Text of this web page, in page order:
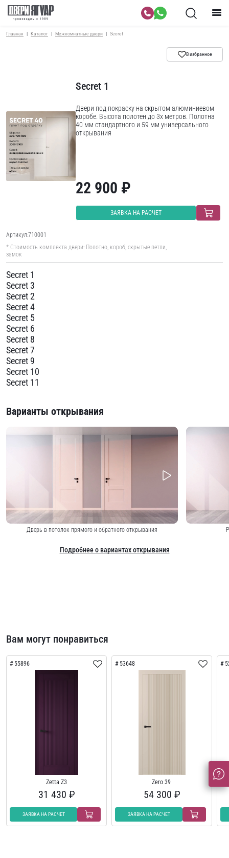
Главная Каталог Межкомнатные двери Secret
В избранное
Secret 1
Двери под покраску на скрытом алюминиевом
коробе. Высота полотен до 3х метров. Полотна
40 мм стандартного и 59 мм универсального
открывания
22 900 ₽
ЗАЯВКА НА РАСЧЕТ
Артикул:710001
* Стоимость комплекта двери: Полотно, короб, скрытые петли,
замок
Secret 1
Secret 3
Secret 2
Secret 4
Secret 5
Secret 6
Secret 8
Secret 7
Secret 9
Secret 10
Secret 11
Варианты открывания
Дверь в потолок прямого и обратного открывания
Подробнее о вариантах открывания
Вам могут понравиться
55896
Zetta Z3
31 430 ₽
ЗАЯВКА НА РАСЧЕТ
53648
Zero 39
54 300 ₽
ЗАЯВКА НА РАСЧЕТ